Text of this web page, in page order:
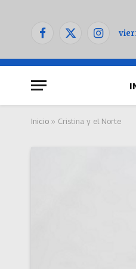
Facebook
X
Inicio » Cristina y el Norte